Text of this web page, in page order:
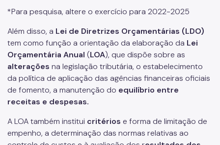
*Para pesquisa, altere o exercício para 2022-2025
Além disso, a Lei de Diretrizes Orçamentárias (LDO)
tem como função a orientação da elaboração da Lei
Orçamentária Anual (LOA), que dispõe sobre as
alterações na legislação tributária, o estabelecimento
da política de aplicação das agências financeiras oficiais
de fomento, a manutenção do equilíbrio entre
receitas e despesas.
A LOA também institui critérios e forma de limitação de
empenho, a determinação das normas relativas ao